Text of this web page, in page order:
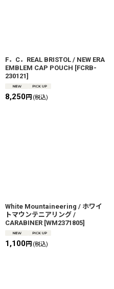
F．C．REAL BRISTOL / NEW ERA
EMBLEM CAP POUCH [FCRB-
230121]
8,250円 (税込)
White Mountaineering / ホワイ
トマウンテニアリング /
CARABINER [WM2371805]
1,100円 (税込)